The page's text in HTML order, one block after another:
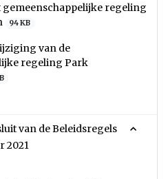
regeling
94 KB
van de
regeling Park
van de Beleidsregels
2021